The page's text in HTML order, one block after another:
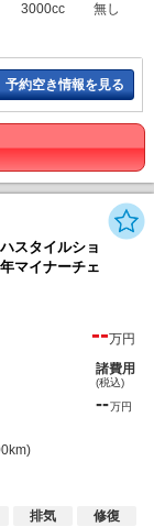
3000cc
無し
予約空き情報を見る
スタイルショ
マイナーチェ
--万円
諸費用
(税込)
--万円
排気
修復